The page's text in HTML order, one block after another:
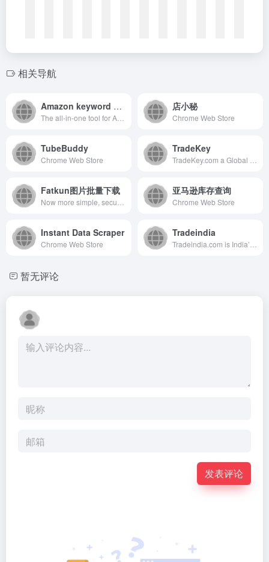
相关导航
Amazon keyword and product research toolbox 店小秘
Chrome Web Store
TubeBuddy
Chrome Web Store
TradeKey
Fatkun图片批量下载 亚马逊库存查询
Chrome Web Store
Instant Data Scraper
Chrome Web Store
Tradeindia
暂无评论
发表评论